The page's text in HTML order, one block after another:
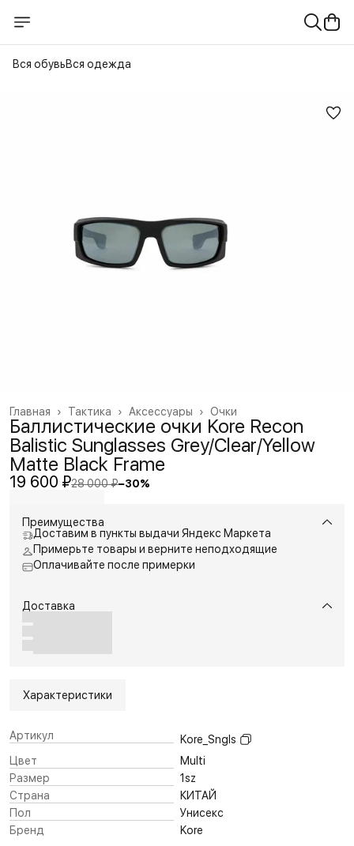
Вся обувьВся одежда
Очки
Аксессуары ›
Тактика ›
Главная ›
Баллистические очки Kore Recon
Balistic Sunglasses Grey/Clear/Yellow
Matte Black Frame
19 600 ₽28 000 ₽−30%
Преимущества
Доставим в пункты выдачи Яндекс Маркета
Примерьте товары и верните неподходящие
Оплачивайте после примерки
Доставка
Характеристики
Артикул
Kore_Sngls
Цвет
Multi
Размер
1sz
Страна
КИТАЙ
Пол
Унисекс
Бренд
Kore